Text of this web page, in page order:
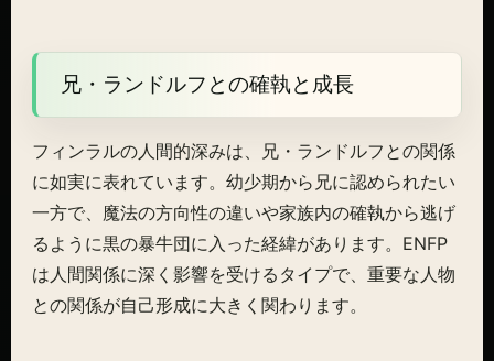
兄・ランドルフとの確執と成長
フィンラルの人間的深みは、兄・ランドルフとの関係
に如実に表れています。幼少期から兄に認められたい
一方で、魔法の方向性の違いや家族内の確執から逃げ
るように黒の暴牛団に入った経緯があります。ENFP
は人間関係に深く影響を受けるタイプで、重要な人物
との関係が自己形成に大きく関わります。